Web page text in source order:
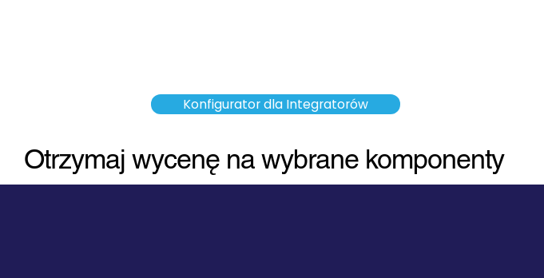
Konfigurator dla Integratorów
Otrzymaj wycenę na wybrane komponenty